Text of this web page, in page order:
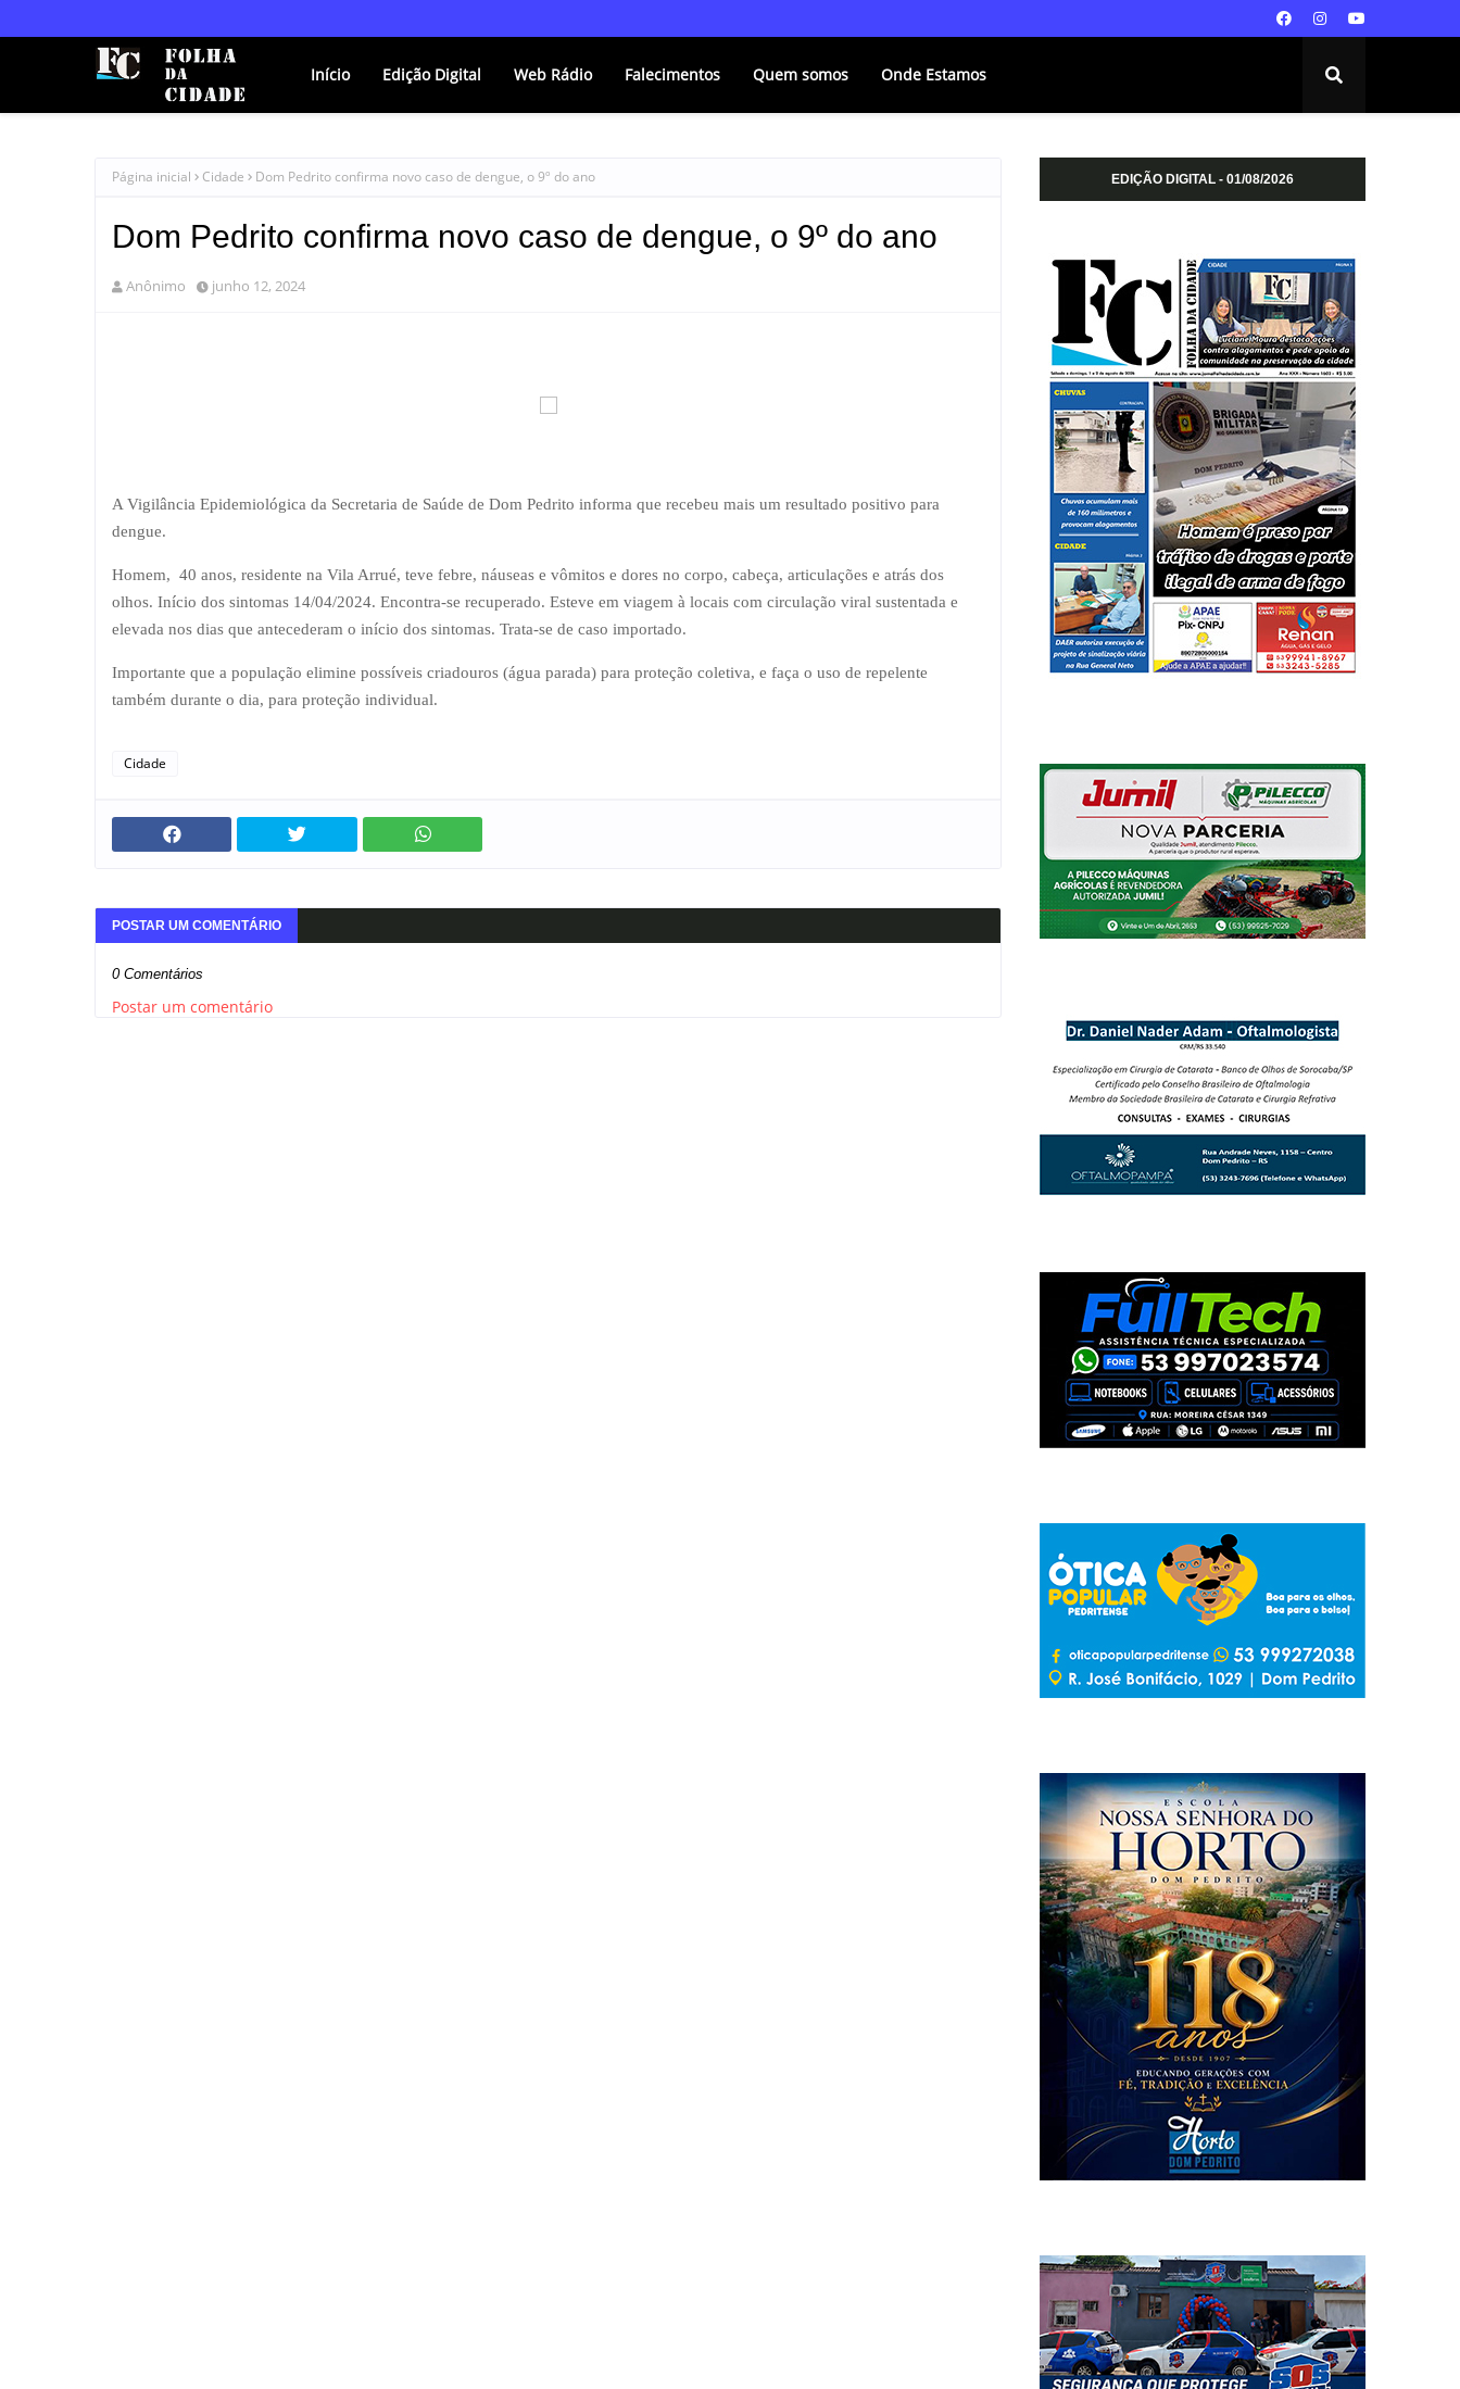
Início Edição Digital Web Rádio Falecimentos Quem somos Onde Estamos
Página inicial Cidade Dom Pedrito confirma novo caso de dengue, o 9º do ano
Dom Pedrito confirma novo caso de dengue, o 9º do ano
Anônimo junho 12, 2024
A Vigilância Epidemiológica da Secretaria de Saúde de Dom Pedrito informa que recebeu mais um resultado positivo para
dengue.
Homem, 40 anos, residente na Vila Arrué, teve febre, náuseas e vômitos e dores no corpo, cabeça, articulações e atrás dos
olhos. Início dos sintomas 14/04/2024. Encontra-se recuperado. Esteve em viagem à locais com circulação viral sustentada e
elevada nos dias que antecederam o início dos sintomas. Trata-se de caso importado.
Importante que a população elimine possíveis criadouros (água parada) para proteção coletiva, e faça o uso de repelente
também durante o dia, para proteção individual.
Cidade
POSTAR UM COMENTÁRIO
0 Comentários
Postar um comentário
EDIÇÃO DIGITAL - 01/08/2026